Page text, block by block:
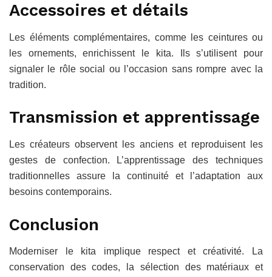
Accessoires et détails
Les éléments complémentaires, comme les ceintures ou
les ornements, enrichissent le kita. Ils s’utilisent pour
signaler le rôle social ou l’occasion sans rompre avec la
tradition.
Transmission et apprentissage
Les créateurs observent les anciens et reproduisent les
gestes de confection. L’apprentissage des techniques
traditionnelles assure la continuité et l’adaptation aux
besoins contemporains.
Conclusion
Moderniser le kita implique respect et créativité. La
conservation des codes, la sélection des matériaux et